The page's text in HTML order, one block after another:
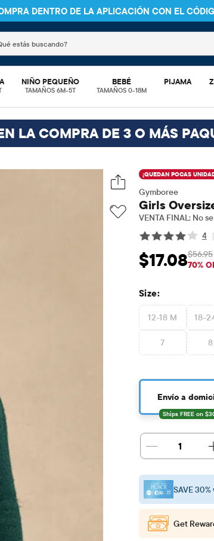
DE $30 O MÁS ENVÍO A TIENDA Y AHORRA* 10%
siguiente campo de búsqueda filtra las
NIÑO PEQUEÑO
TAMAÑOS 6M-5T
BEBÉ
TAMAÑOS 0-18M
PIJAMA
LA COMPRA DE 3 O MÁS
¡QUEDAN POCAS
Gymboree
Girls
VENTA FINAL: No
4 |
Precio de venta:
$17.08$56.95
70%
Size:
12-18 M 18-
7 8
Envío a
1
SAVE
Get